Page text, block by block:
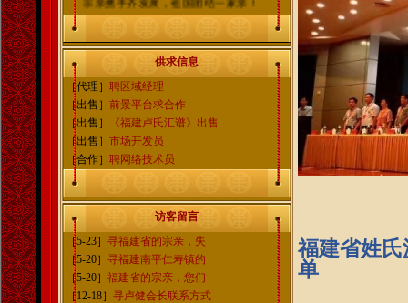
QQ群：102054015
宗亲高级交流群：109226462
微信公众号：fujianlushi
电子邮箱：fujianlushi@163.com
供求信息
［代理］ 聘区域经理
［出售］ 前景平台求合作
［出售］
《福建卢氏汇谱》出售
［出售］ 市场开发员
［合作］ 聘网络技术员
访客留言
［5-23］ 寻福建省的宗亲，失
［5-20］ 寻福建南平仁寿镇的
［5-20］ 福建省的宗亲，您们
［12-18］ 寻卢健会长联系方式
福建省姓
单